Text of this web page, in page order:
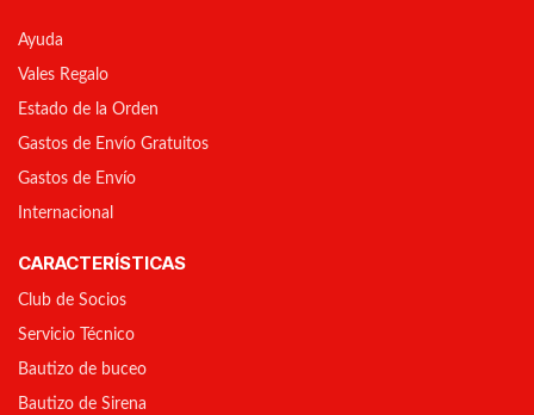
Ayuda
Vales Regalo
Estado de la Orden
Gastos de Envío Gratuitos
Gastos de Envío
Internacional
CARACTERÍSTICAS
Club de Socios
Servicio Técnico
Bautizo de buceo
Bautizo de Sirena